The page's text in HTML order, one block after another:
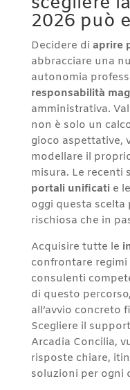
2026 può
Decidere di aprire
abbracciare una
autonomia
responsabilità
amministrativa.
non è solo un
gioco aspettative,
modellare il
misura. Le recenti
portali unificatie
oggi questa scelta
rischiosa che in
Acquisire tutte le
confrontare
consulenti
di questo
all’avvio concreto
Scegliere il
Arcadia Concilia,
risposte chiare,
soluzioni per ogni